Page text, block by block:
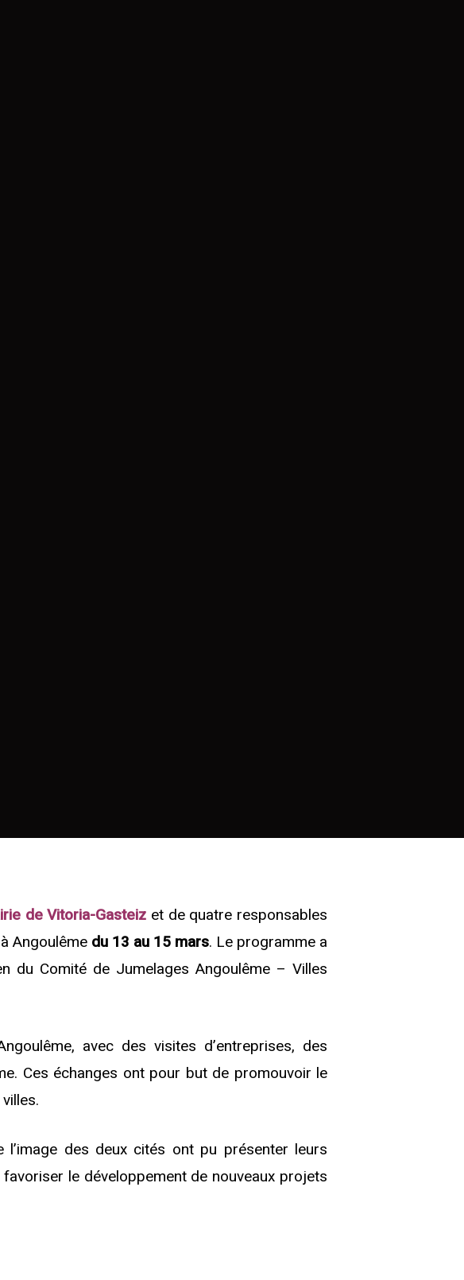
de Vitoria-Gasteiz et de quatre responsables
Angoulême du 13 au 15 mars. Le programme a
du Comité de Jumelages Angoulême – Villes
avec des visites d’entreprises, des
Ces échanges ont pour but de promouvoir le
des deux cités ont pu présenter leurs
le développement de nouveaux projets